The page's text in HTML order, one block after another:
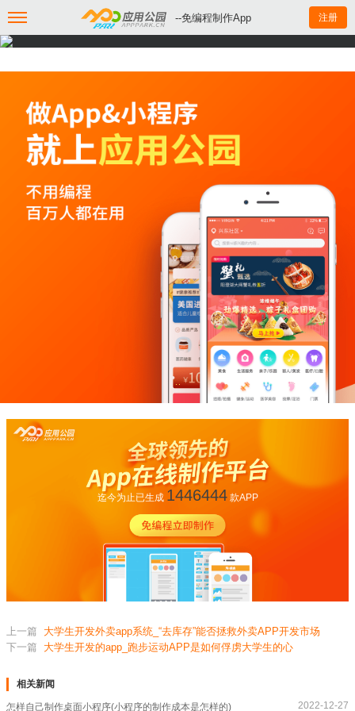
--免编程制作App 注册
迄今为止已生成 1446444款APP
上一篇
大学生开发外卖app系统_“去库存”能否拯救外卖APP开发市场
下一篇
大学生开发的app_跑步运动APP是如何俘虏大学生的心
相关新闻
怎样自己制作桌面小程序(小程序的制作成本是怎样的) 2022-12-27